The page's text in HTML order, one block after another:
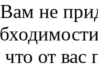
не
от вас